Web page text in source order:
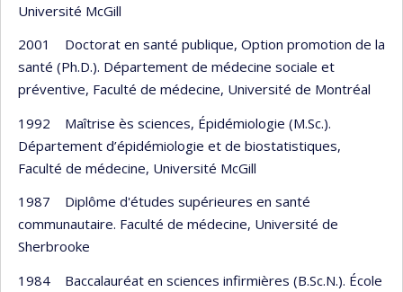
Université McGill
2001 Doctorat en santé publique, Option promotion de la
santé (Ph.D.). Département de médecine sociale et
préventive, Faculté de médecine, Université de Montréal
1992 Maîtrise ès sciences, Épidémiologie (M.Sc.).
Département d’épidémiologie et de biostatistiques,
Faculté de médecine, Université McGill
1987 Diplôme d'études supérieures en santé
communautaire. Faculté de médecine, Université de
Sherbrooke
1984 Baccalauréat en sciences infirmières (B.Sc.N.). École